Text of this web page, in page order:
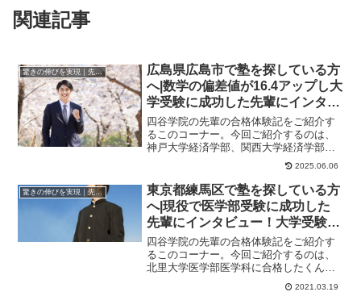
関連記事
驚きの伸びを実現｜先輩列伝
広島県広島市で塾を探している方
へ|数学の偏差値が16.4アップし大
学受験に成功した先輩にインタビ
ュー！大学受験予備校四谷学院
四谷学院の先輩の合格体験記をご紹介す
るこのコーナー。今回ご紹介するのは、
神戸大学経済学部、関西大学経済学部に
合格したくんのストーリーです。勉強す
2025.06.06
驚きの伸びを実現｜先輩列伝
東京都練馬区で塾を探している方
へ|現役で医学部受験に成功した
先輩にインタビュー！大学受験予
備校四谷学院
四谷学院の先輩の合格体験記をご紹介す
るこのコーナー。今回ご紹介するのは、
北里大学医学部医学科に合格したくんの
ストーリーです。難しい問題につまづい
2021.03.19